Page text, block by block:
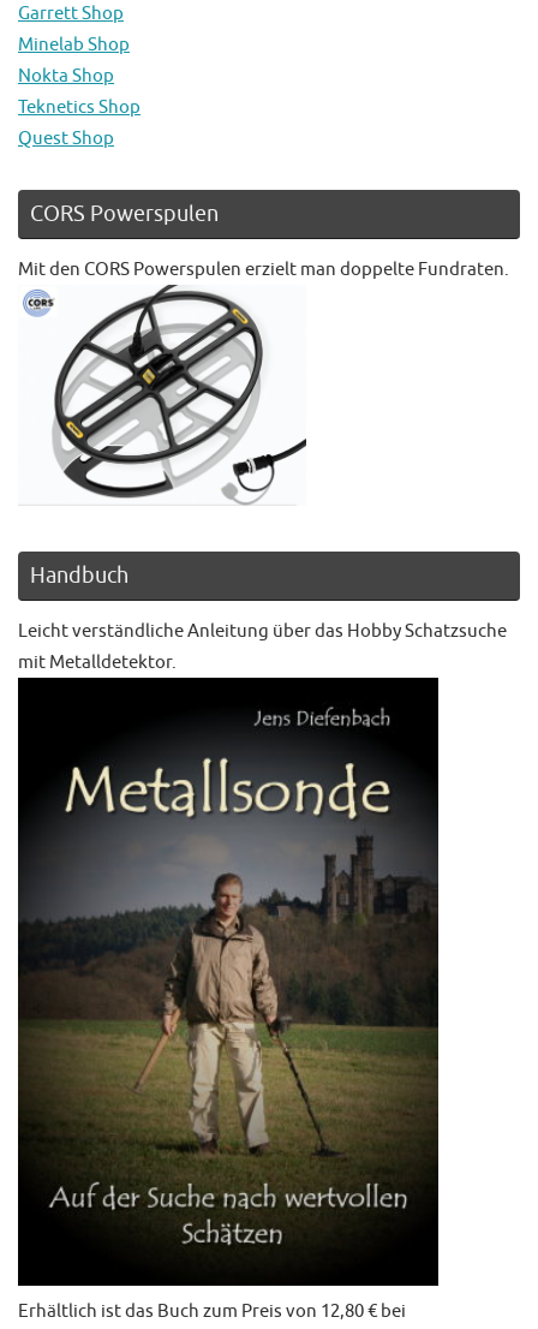
Garrett Shop
Minelab Shop
Nokta Shop
Teknetics Shop
Quest Shop
CORS Powerspulen
Mit den CORS Powerspulen erzielt man doppelte Fundraten.
Handbuch
Leicht verständliche Anleitung über das Hobby Schatzsuche
mit Metalldetektor.
Erhältlich ist das Buch zum Preis von 12,80 € bei